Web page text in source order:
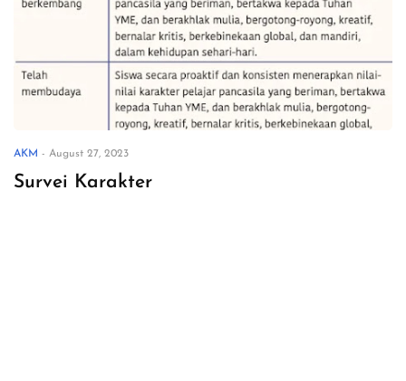
AKM - August 27, 2023
Survei Karakter